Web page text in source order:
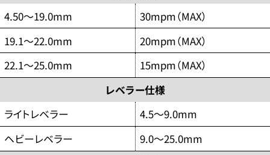
4.50～19.0mm
30mpm（MAX）
19.1～22.0mm
20mpm（MAX）
22.1～25.0mm
15mpm（MAX）
レベラー仕様
ライトレベラー
4.5～9.0mm
ヘビーレベラー
9.0～25.0mm